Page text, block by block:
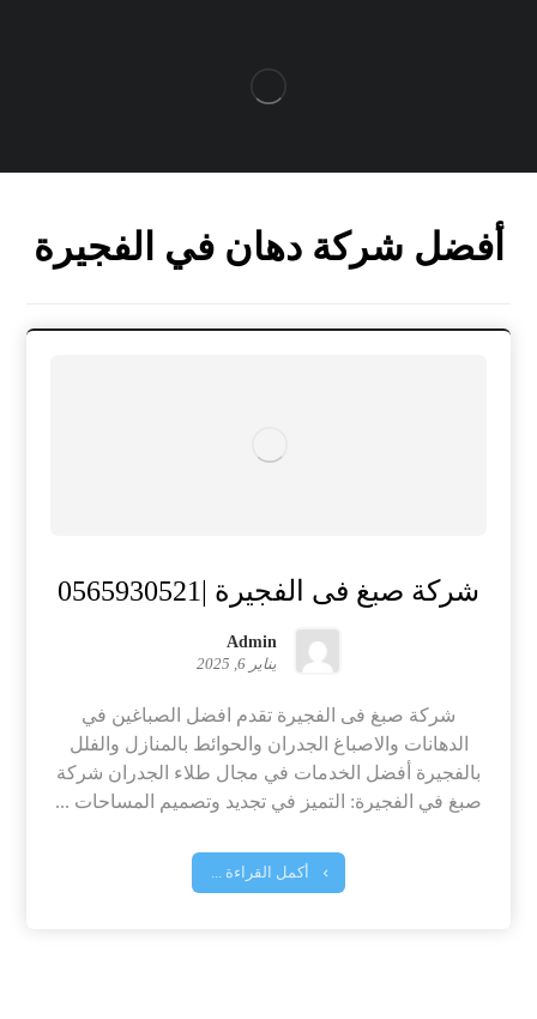
أفضل شركة دهان في الفجيرة
شركة صبغ فى الفجيرة |0565930521
Admin
يناير 6, 2025
شركة صبغ فى الفجيرة تقدم افضل الصباغين في
الدهانات والاصباغ الجدران والحوائط بالمنازل والفلل
بالفجيرة أفضل الخدمات في مجال طلاء الجدران شركة
صبغ في الفجيرة: التميز في تجديد وتصميم المساحات ...
أكمل القراءة ...